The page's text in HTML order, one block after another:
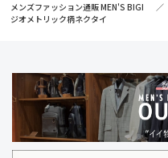
メンズファッション通販 MEN'S BIGI
ジオメトリック柄ネクタイ